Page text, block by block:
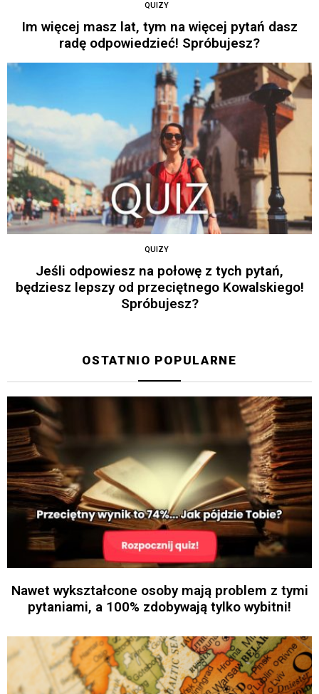
QUIZY
Im więcej masz lat, tym na więcej pytań dasz
radę odpowiedzieć! Spróbujesz?
QUIZY
Jeśli odpowiesz na połowę z tych pytań,
będziesz lepszy od przeciętnego Kowalskiego!
Spróbujesz?
OSTATNIO POPULARNE
Nawet wykształcone osoby mają problem z tymi
pytaniami, a 100% zdobywają tylko wybitni!